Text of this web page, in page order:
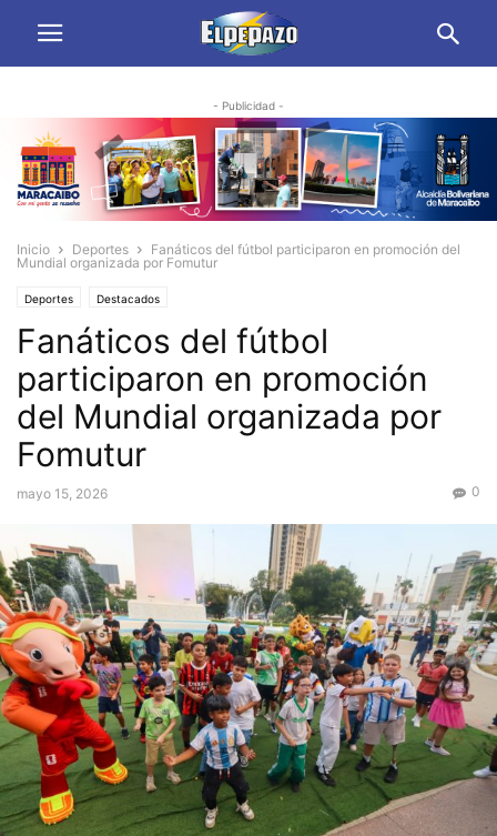
- Publicidad -
Inicio Deportes
Fanáticos del fútbol participaron en promoción del
Mundial organizada por Fomutur
Deportes Destacados
Fanáticos del fútbol
participaron en promoción
del Mundial organizada por
Fomutur
mayo 15, 2026 0